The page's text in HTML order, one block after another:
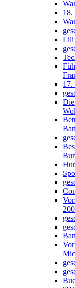
18.
Lili
17.
Die